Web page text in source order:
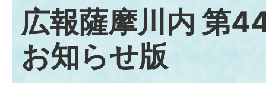
広報薩摩川内 第
お知らせ版